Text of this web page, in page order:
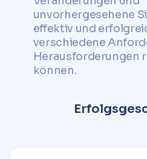
unvorhergesehene
effektiv und
verschiedene
Herausforderungen
können.